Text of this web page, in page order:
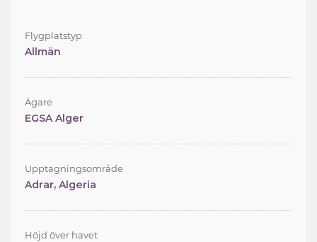
Flygplatstyp
Allmän
Ägare
EGSA Alger
Upptagningsområde
Adrar, Algeria
Höjd över havet